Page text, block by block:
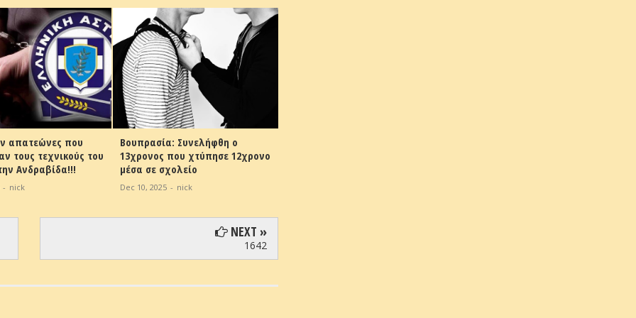
Συνελήφθη ο
χτύπησε 12χρονο
- nick
Ηλεία:Αστυνομικά Νέα
Aug 31, 2025 - nick
NEXT »
1642